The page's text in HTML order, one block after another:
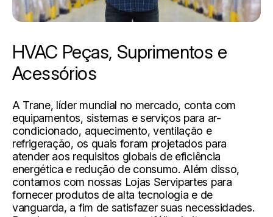
HVAC Peças, Suprimentos e
Acessórios
A Trane, líder mundial no mercado, conta com
equipamentos, sistemas e serviços para ar-
condicionado, aquecimento, ventilação e
refrigeração, os quais foram projetados para
atender aos requisitos globais de eficiência
energética e redução de consumo. Além disso,
contamos com nossas Lojas Servipartes para
fornecer produtos de alta tecnologia e de
vanguarda, a fim de satisfazer suas necessidades.